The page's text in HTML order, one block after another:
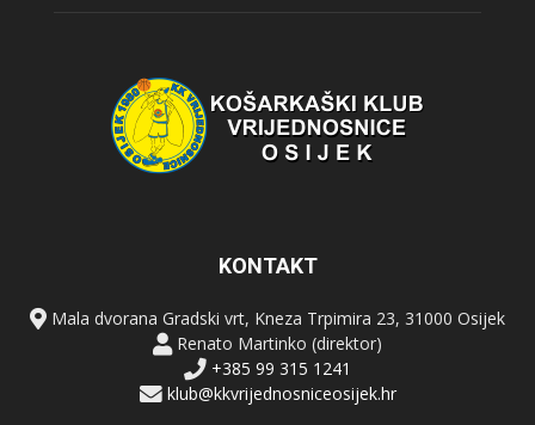
KONTAKT
Mala dvorana Gradski vrt, Kneza Trpimira 23, 31000 Osijek
Renato Martinko (direktor)
+385 99 315 1241
klub@kkvrijednosniceosijek.hr